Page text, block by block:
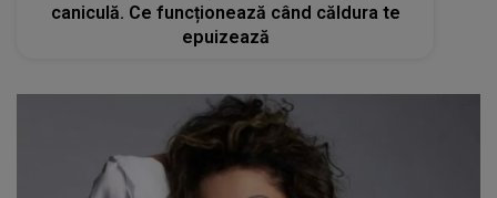
caniculă. Ce funcționează când căldura te
epuizează